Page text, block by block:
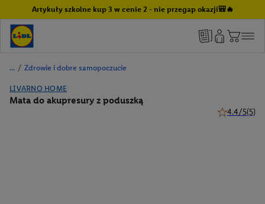
Artykuły szkolne kup 3 w cenie 2 - nie przegap okazji🎒🔥
/ Zdrowie i dobre samopoczucie
LIVARNO HOME
Mata do akupresury z poduszką
4.4/5(5)